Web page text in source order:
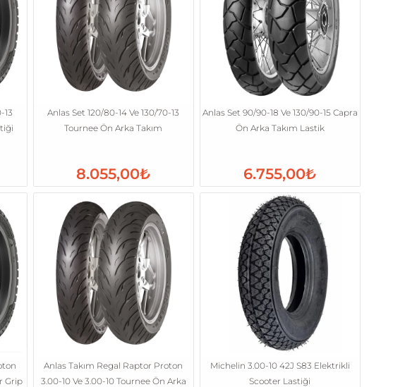
13
Anlas Set 120/80-14 Ve 130/70-13
Tournee Ön Arka Takım
8.055,00₺
Anlas Set 90/90-18 Ve 130/90-15 Capra
Ön Arka Takım Lastik
6.755,00₺
Grip
Anlas Takım Regal Raptor Proton
3.00-10 Ve 3.00-10 Tournee Ön Arka
Michelin 3.00-10 42J S83 Elektrikli
Scooter Lastiği